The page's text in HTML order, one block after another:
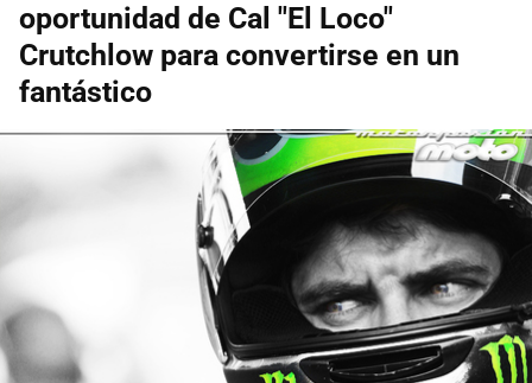
oportunidad de Cal "El Loco"
Crutchlow para convertirse en un
fantástico